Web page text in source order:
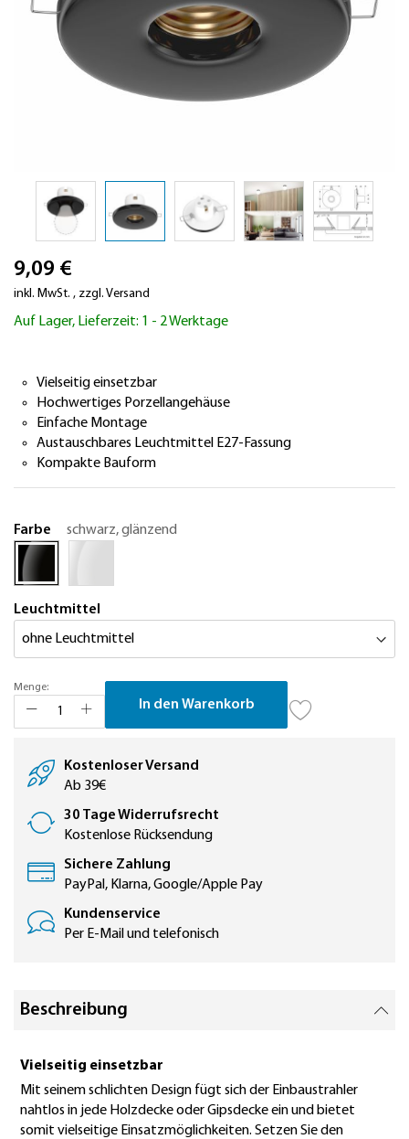
Anfang
der
springen
9,09 €
inkl. MwSt. , zzgl. Versand
Auf Lager, Lieferzeit: 1 - 2 Werktage
Vielseitig einsetzbar
Hochwertiges Porzellangehäuse
Einfache Montage
Austauschbares Leuchtmittel E27-Fassung
Kompakte Bauform
Farbe schwarz, glänzend
Leuchtmittel
Menge:
In den Warenkorb
Kostenloser Versand
Ab 39€
30 Tage Widerrufsrecht
Kostenlose Rücksendung
Sichere Zahlung
PayPal, Klarna, Google/Apple Pay
Kundenservice
Per E-Mail und telefonisch
Beschreibung
Vielseitig einsetzbar
Mit seinem schlichten Design fügt sich der Einbaustrahler
nahtlos in jede Holzdecke oder Gipsdecke ein und bietet
somit vielseitige Einsatzmöglichkeiten. Setzen Sie den